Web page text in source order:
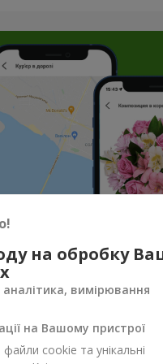
як
квітів з тортом
до побачення
на обробку
вимірювання
на Вашому пристрої
cookie та унікальні